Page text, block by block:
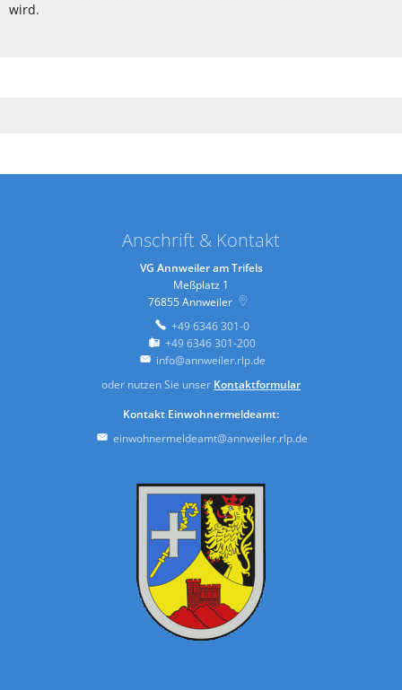
wird.
Anschrift & Kontakt
VG Annweiler am Trifels
Meßplatz 1
76855Annweiler
+49 6346 301-0
+49 6346 301-200
info@annweiler.rlp.de
oder nutzen Sie unser Kontaktformular
Kontakt Einwohnermeldeamt:
einwohnermeldeamt@annweiler.rlp.de